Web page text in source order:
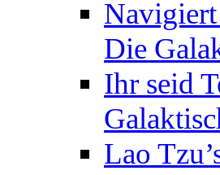
Die
Ihr seid
Lao